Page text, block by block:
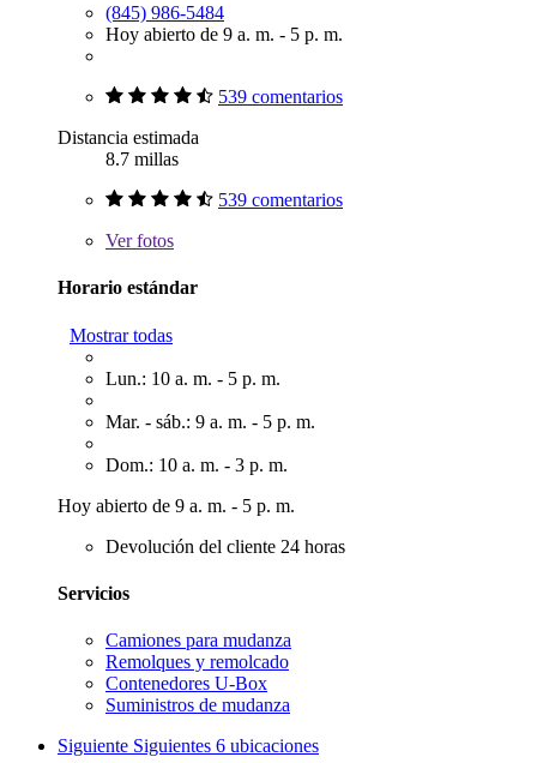
(845) 986-5484
Hoy abierto de 9 a. m. - 5 p. m.
539 comentarios
Distancia estimada
8.7 millas
539 comentarios
Verfotos
Horario estándar
Mostrar todas
Lun.: 10 a. m. - 5 p. m.
Mar. - sáb.: 9 a. m. - 5 p. m.
Dom.: 10 a. m. - 3 p. m.
Hoy abierto de 9 a. m. - 5 p. m.
Devolución del cliente 24 horas
Servicios
Camiones para mudanza
Remolques y remolcado
Contenedores U-Box
Suministros de mudanza
Siguiente Siguientes 6 ubicaciones